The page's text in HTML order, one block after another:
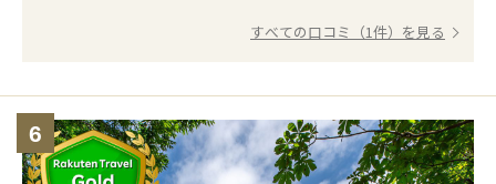
すべての口コミ（1件）を見る
6